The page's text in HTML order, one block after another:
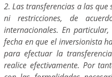
2. Las transferencias a las
ni restricciones, de
internacionales. En
fecha en que el inversionista
para efectuar la
realice efectivamente. Por